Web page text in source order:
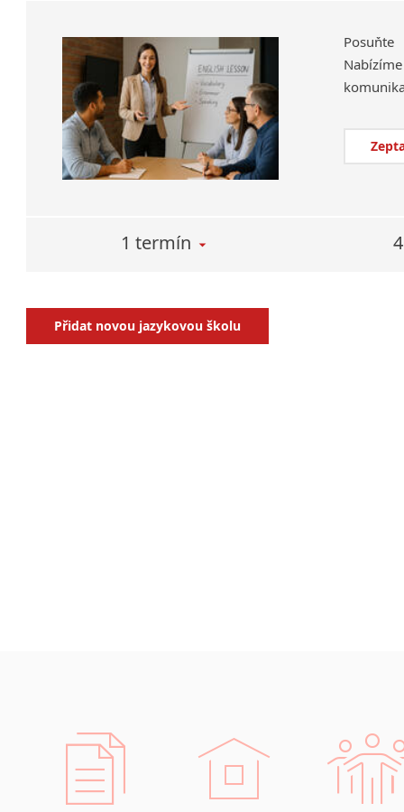
1 termín
Přidat novou jazykovou školu